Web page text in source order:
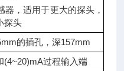
器，适用于更大的探头，
探头
的插孔，深157mm
(4~20)mA过程输入端